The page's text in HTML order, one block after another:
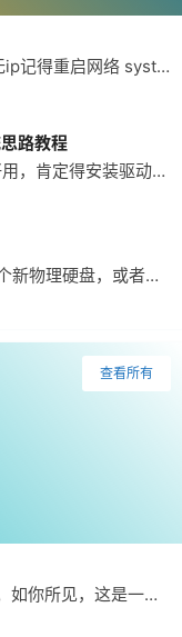
首先如果配置了ip 使用命令 IP add 查看无ip记得重启网络 systemctl restart network centos网络配置文件路径/etc/sysconfig/network-scripts/ifcfg-eth0
路教程
下载pve的windows驱动 windows想要好用，肯定得安装驱动，虽然pve的硬件配置，在安装完windows后，大部分的驱动都是不需要安装的，但是还是有部分驱动无法识别，pve官方有提供对应的驱动安装程序，名为：Windows VirtIO Drivers；它也是一个iso镜像，我们也需要下载后上传到pve镜像管理中去。 驱动下载地址：Windows VirtIO Drivers 推荐下载…
当服务器之前的硬盘满了，我们添加了一个新物理硬盘，或者你使用的是pve虚拟机，这些虚拟机平台构建的虚拟机（我们直接给之前的虚拟磁盘添加内存，或者也可以直接给虚拟机添加一个虚拟磁盘，一个道理）。 安装系统时磁盘使用了lvm就查看本教程 主要命令： fdisk /dev/sdb vgextend vg_ame /dev/sdb1 lvextend -l +100%FREE /dev/myvg/mylv…
查看所有
handsome这款主题在复杂中，保持简洁。如你所见，这是一款花费很长时间才得以完成的typecho主题。在功能强大和体积轻巧中不断权衡，然后呈现在你的面前。为了更好地创作，为了更好记录生活。 本文呢是关于handsome的一篇，一级标题的美化 效果 美化方法 将下面的css加入到主题中，handsome主题直接在后台主题配置里，因为是css代码使用没有局限 /*美化标题*/ #post-cont…